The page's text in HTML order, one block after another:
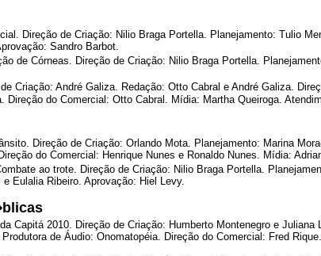
Direção de Criação: Nilio Braga Portella. Planejamento: Tulio
Sandro Barbot.
de Córneas. Direção de Criação: Nilio Braga Portella.
André Galiza. Redação: Otto Cabral e André Galiza.
do Comercial: Otto Cabral. Mídia: Martha Queiroga.
Direção de Criação: Orlando Mota. Planejamento: Marina
do Comercial: Henrique Nunes e Ronaldo Nunes. Mídia:
ao trote. Direção de Criação: Nilio Braga Portella.
Eulalia Ribeiro. Aprovação: Hiel Levy.
Capitá 2010. Direção de Criação: Humberto Montenegro e
de Áudio: Onomatopéia. Direção do Comercial: Fred